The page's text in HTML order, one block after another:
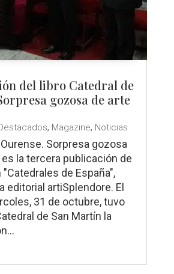
del libro Catedral de
gozosa de arte
, Magazine, Noticias
Sorpresa gozosa
la tercera publicación de
"Catedrales de España",
editorial artiSplendore. El
31 de octubre, tuvo
de San Martín la